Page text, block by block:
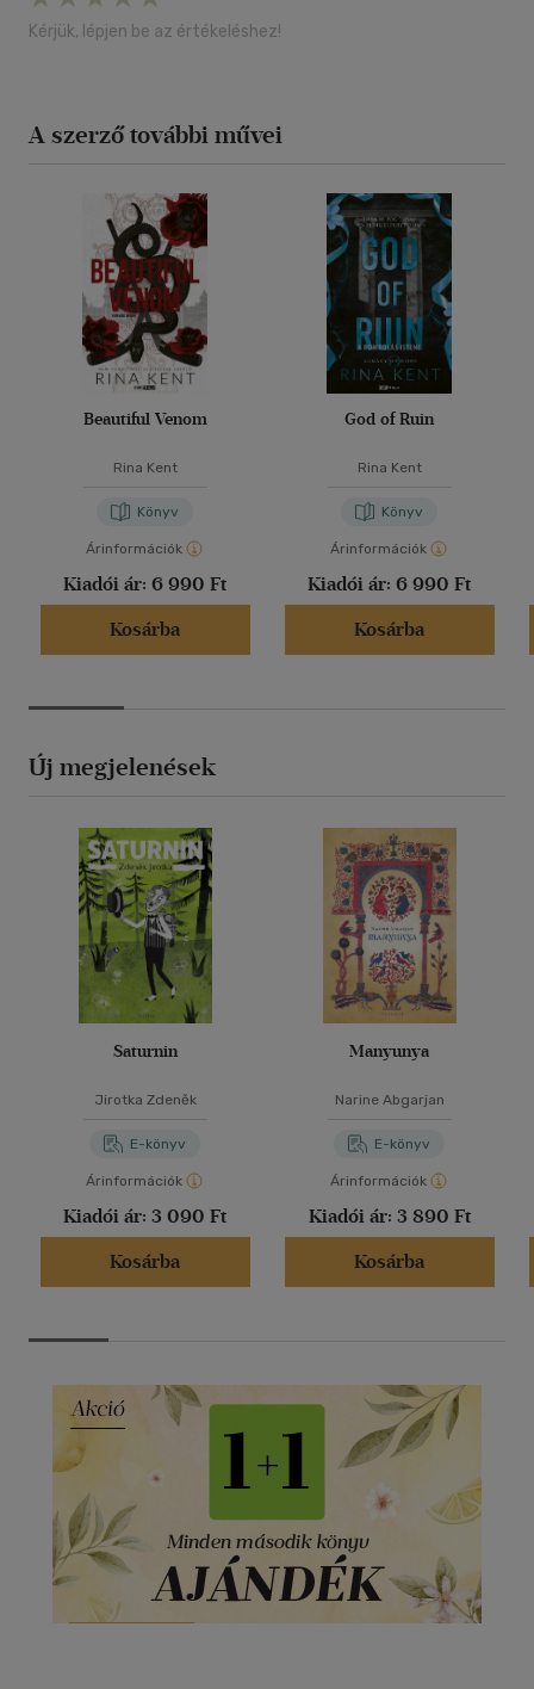
Kérjük, lépjen be az értékeléshez!
A szerző további művei
Beautiful Venom
Rina Kent
Könyv
Árinformációk
Kiadói ár: 6 990 Ft
Kosárba
God of Ruin
Rina Kent
Könyv
Árinformációk
Kiadói ár: 6 990 Ft
Kosárba
Új megjelenések
Saturnin
Jirotka Zdeněk
E-könyv
Árinformációk
Kiadói ár: 3 090 Ft
Kosárba
Manyunya
Narine Abgarjan
E-könyv
Árinformációk
Kiadói ár: 3 890 Ft
Kosárba